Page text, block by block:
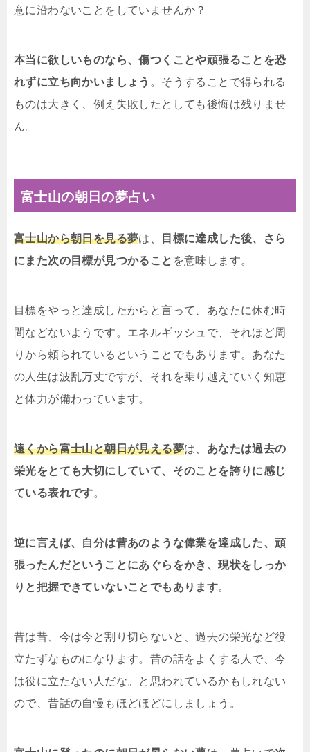
意に沿わないことをしていませんか？
本当に欲しいものなら、傷つくことや頑張ることを恐
れずに立ち向かいましょう 。そうすることで得られる
ものは大きく、例え失敗したとしても後悔は残りませ
ん。
富士山の朝日の夢占い
富士山から朝日を見る夢は、
目標に達成した後、さら
にまた次の目標が見つかること を意味します。
目標をやっと達成したからと言って、あなたに休む時
間などないようです。エネルギッシュで、それほど周
りから頼られているということでもあります。あなた
の人生は波乱万丈ですが、それを乗り越えていく知恵
と体力が備わっています。
遠くから富士山と朝日が見える夢は、 あなたは過去の
栄光をとても大切にしていて、そのことを誇りに感じ
ている表れです。
逆に言えば、自分は昔あのような偉業を達成した、頑
張ったんだということにあぐらをかき、現状をしっか
りと把握できていないことでもあります。
昔は昔、今は今と割り切らないと、過去の栄光など役
立たずなものになります。昔の話をよくする人で、今
は役に立たない人だな。と思われているかもしれない
ので、昔話の自慢もほどほどにしましょう。